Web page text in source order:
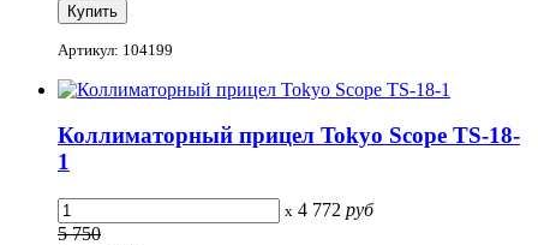
Артикул: 104199
Коллиматорный прицел Tokyo Scope TS-18-
1
x 4 772 руб
5 750